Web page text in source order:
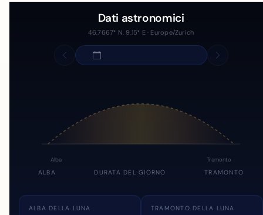
Dati astronomici
46.7667° N, 9.15° E · Europe/Zurich
Alba Tramonto
ALBA DURATA DEL GIORNO TRAMONTO
ALBA DELLA LUNA TRAMONTO DELLA LUNA